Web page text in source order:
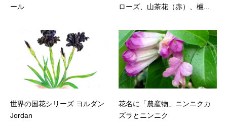
ール
ローズ、山茶花（赤）、櫨...
世界の国花シリーズ ヨルダン
Jordan
花名に「農産物」ニンニクカ
ズラとニンニク